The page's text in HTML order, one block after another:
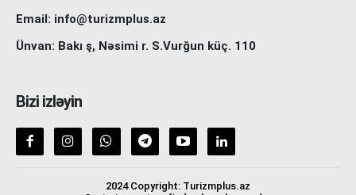
Email: info@turizmplus.az
Ünvan: Bakı ş, Nəsimi r. S.Vurğun küç. 110
Bizi izləyin
2024 Copyright: Turizmplus.az